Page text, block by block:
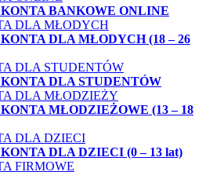
KONTA BANKOWE ONLINE
KONTA DLA MŁODYCH (18 – 26
KONTA DLA STUDENTÓW
KONTA MŁODZIEŻOWE (13 – 18
KONTA DLA DZIECI (0 – 13 lat)